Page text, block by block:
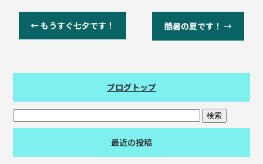
← もうすぐ七夕です！ 酷暑の夏です！ →
ブログトップ
最近の投稿